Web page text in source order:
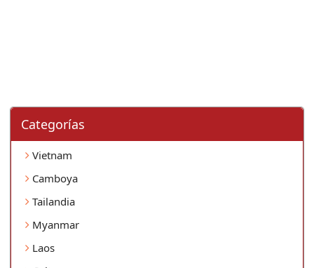
Categorí­as
Vietnam
Camboya
Tailandia
Myanmar
Laos